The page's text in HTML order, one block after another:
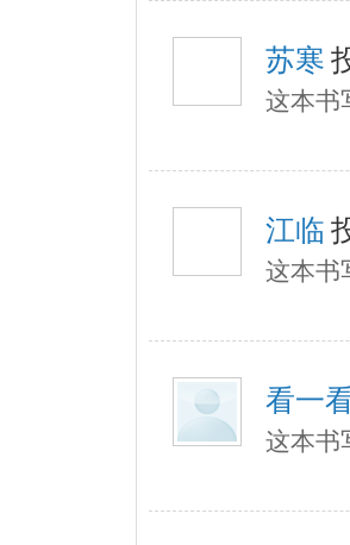
苏寒
这本书
江临
这本书
看一
这本书